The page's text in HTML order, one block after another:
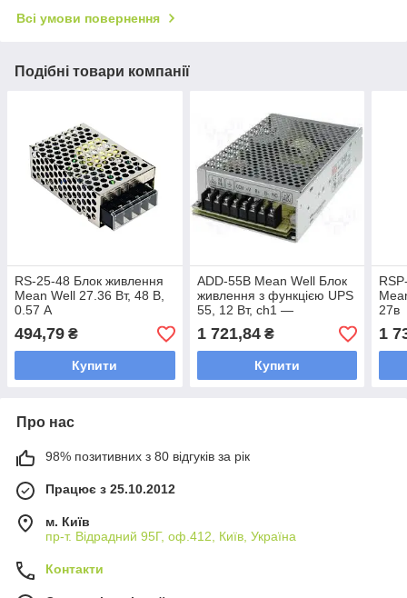
Всі умови повернення
Подібні товари компанії
RS-25-48 Блок живлення
Mean Well 27.36 Вт, 48 В,
0.57 А
494,79 ₴
Купити
ADD-55B Mean Well Блок
живлення з функцією UPS
55, 12 Вт, ch1 —
27,6В/1,3А, ch2 — 5В/3А,
ch3 — 26,5В/0,16А
1 721,84₴
Купити
27в
1
Про нас
98% позитивних з 80 відгуків за рік
Працює з 25.10.2012
м. Київ
пр-т. Відрадний 95Г, оф.412, Київ, Україна
Контакти